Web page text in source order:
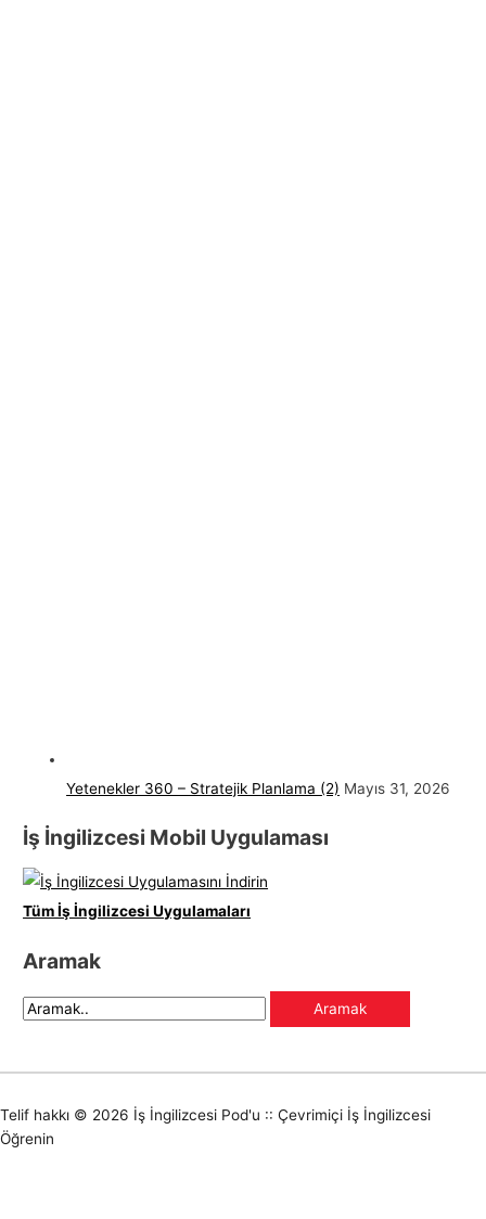
Yetenekler 360 – Stratejik Planlama (2) Mayıs 31, 2026
İş İngilizcesi Mobil Uygulaması
Tüm İş İngilizcesi Uygulamaları
Aramak
Telif hakkı © 2026 İş İngilizcesi Pod'u :: Çevrimiçi İş İngilizcesi
Öğrenin